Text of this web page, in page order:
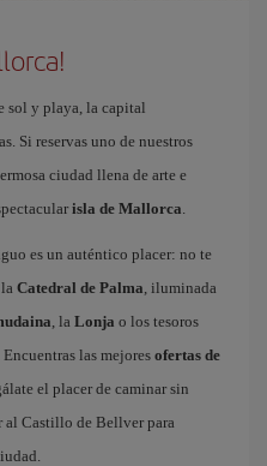
sol y playa, la capital
Si reservas uno de nuestros
ciudad llena de arte e
isla de Mallorca.
es un auténtico placer: no te
Catedral de Palma, iluminada
, la Lonja o los tesoros
las mejores ofertas de
el placer de caminar sin
al Castillo de Bellver para